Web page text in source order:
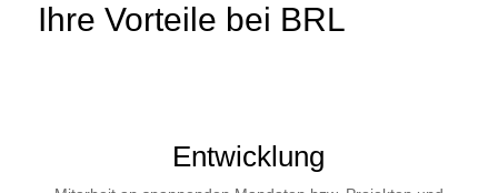
Ihre Vorteile bei BRL
Entwicklung